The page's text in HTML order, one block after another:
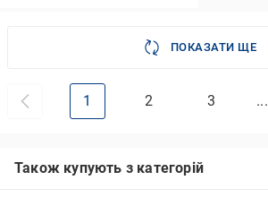
ПОКАЗАТИ ЩЕ
1 2 3 ...
Також купують з категорій